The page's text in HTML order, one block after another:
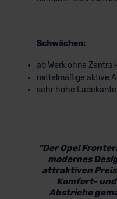
Schwächen:
ab Werk ohne
mittelmäßige aktive
sehr hohe Ladekante
"Der Opel
modernes
attraktiven
Komfort-
Abstriche